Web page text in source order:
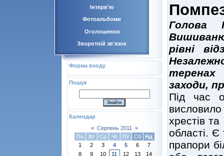
Інтерв'ю
Фотоальбоми
Оголошення
Зворотній зв'язок
Форма входу
Пошук
Календар
« Серпень 2011
»
Пн
Вт Ср Чт Пт Сб
Нд
1
2 3 4 5 6
7
8
9 10 11 12 13
14
Голова
рівні
заходи,
Під час
хрестів
області. Є
прапори